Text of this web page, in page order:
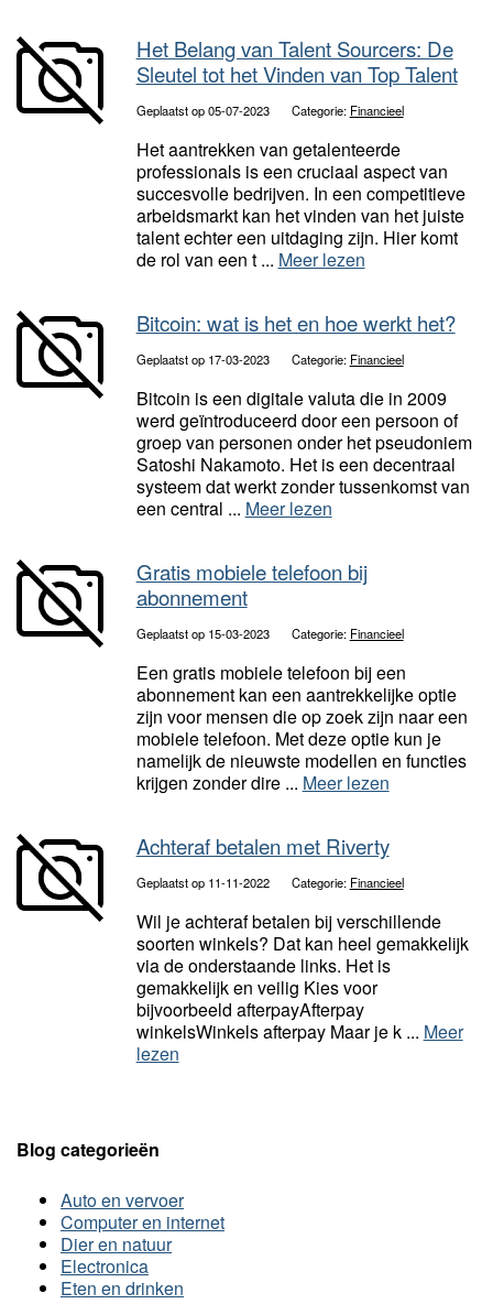
Het Belang van Talent Sourcers: De
Sleutel tot het Vinden van Top Talent
Geplaatst op 05-07-2023 Categorie: Financieel
Het aantrekken van getalenteerde
professionals is een cruciaal aspect van
succesvolle bedrijven. In een competitieve
arbeidsmarkt kan het vinden van het juiste
talent echter een uitdaging zijn. Hier komt
de rol van een t ... Meer lezen
Bitcoin: wat is het en hoe werkt het?
Geplaatst op 17-03-2023 Categorie: Financieel
Bitcoin is een digitale valuta die in 2009
werd geïntroduceerd door een persoon of
groep van personen onder het pseudoniem
Satoshi Nakamoto. Het is een decentraal
systeem dat werkt zonder tussenkomst van
een central ... Meer lezen
Gratis mobiele telefoon bij
abonnement
Geplaatst op 15-03-2023 Categorie: Financieel
Een gratis mobiele telefoon bij een
abonnement kan een aantrekkelijke optie
zijn voor mensen die op zoek zijn naar een
mobiele telefoon. Met deze optie kun je
namelijk de nieuwste modellen en functies
krijgen zonder dire ... Meer lezen
Achteraf betalen met Riverty
Geplaatst op 11-11-2022 Categorie: Financieel
Wil je achteraf betalen bij verschillende
soorten winkels? Dat kan heel gemakkelijk
via de onderstaande links. Het is
gemakkelijk en veilig Kies voor
bijvoorbeeld afterpayAfterpay
winkelsWinkels afterpay Maar je k ... Meer
lezen
Blog categorieën
Auto en vervoer
Computer en internet
Dier en natuur
Electronica
Eten en drinken